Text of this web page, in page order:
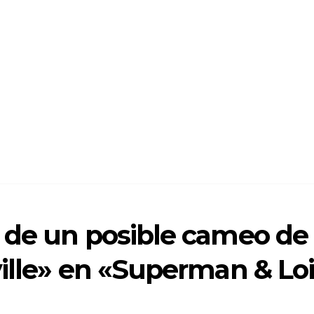
un posible cameo de
en «Superman &